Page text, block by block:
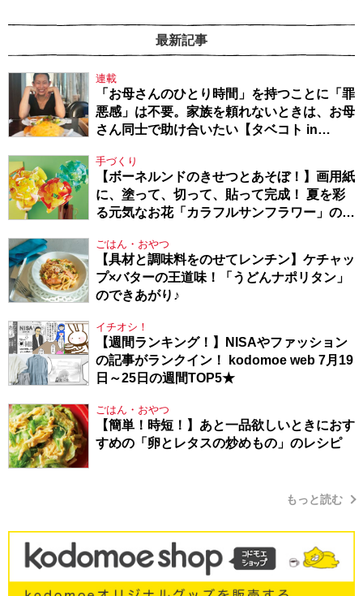
最新記事
連載
「お母さんのひとり時間」を持つことに「罪
悪感」は不要。家族を頼れないときは、お母
さん同士で助け合いたい【タベコト in
手づくり
【ボーネルンドのきせつとあそぼ！】画用紙
に、塗って、切って、貼って完成！ 夏を彩
る元気なお花「カラフルサンフラワー」の作
ごはん・おやつ
【具材と調味料をのせてレンチン】ケチャッ
プ×バターの王道味！「うどんナポリタン」
のできあがり♪
イチオシ！
【週間ランキング！】NISAやファッション
の記事がランクイン！ kodomoe web 7月19
日～25日の週間TOP5★
ごはん・おやつ
【簡単！時短！】あと一品欲しいときにおす
すめの「卵とレタスの炒めもの」のレシピ
もっと読む